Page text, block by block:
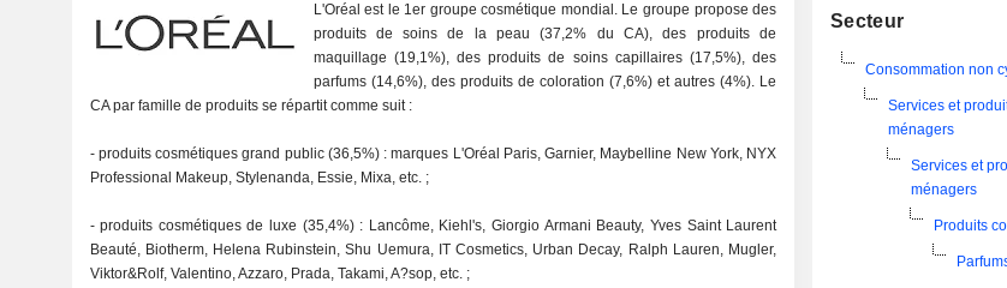
L'Oréal est le 1er groupe cosmétique mondial. Le groupe propose des
produits de soins de la peau (37,2% du CA), des produits de
maquillage (19,1%), des produits de soins capillaires (17,5%), des
parfums (14,6%), des produits de coloration (7,6%) et autres (4%). Le
CA par famille de produits se répartit comme suit :
- produits cosmétiques grand public (36,5%) : marques L'Oréal Paris, Garnier, Maybelline New York, NYX
Professional Makeup, Stylenanda, Essie, Mixa, etc. ;
- produits cosmétiques de luxe (35,4%) : Lancôme, Kiehl's, Giorgio Armani Beauty, Yves Saint Laurent
Beauté, Biotherm, Helena Rubinstein, Shu Uemura, IT Cosmetics, Urban Decay, Ralph Lauren, Mugler,
Viktor&Rolf, Valentino, Azzaro, Prada, Takami, A?sop, etc. ;
Secteur
Consommation non
Services et
ménagers
Services et
ménagers
Produits